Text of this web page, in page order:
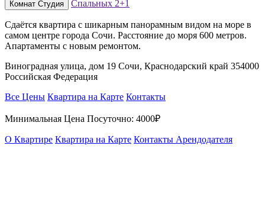
Комнат Студия Спальных 2+1
Сдаётся квартира с шикарным панорамным видом на море в
самом центре города Сочи. Расстояние до моря 600 метров.
Апартаменты с новым ремонтом.
Виноградная улица, дом 19 Сочи, Краснодарский край 354000
Российская Федерация
Все Цены Квартира на Карте Контакты
Минимальная Цена Посуточно: 4000₽
О Квартире Квартира на Карте Контакты Арендодателя